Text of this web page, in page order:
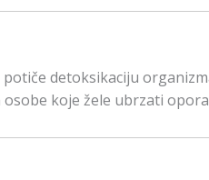
detoksikaciju
koje žele ubrzati